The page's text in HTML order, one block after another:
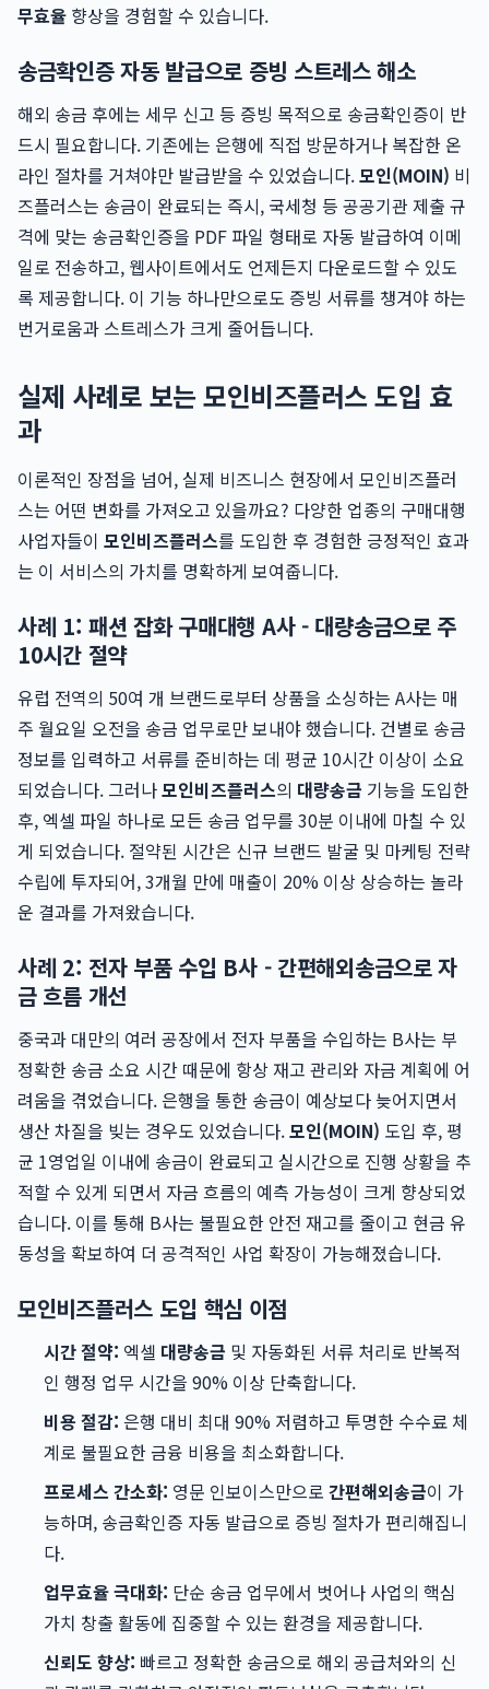
무효율 향상을 경험할 수 있습니다.
송금확인증 자동 발급으로 증빙 스트레스 해소
해외 송금 후에는 세무 신고 등 증빙 목적으로 송금확인증이 반
드시 필요합니다. 기존에는 은행에 직접 방문하거나 복잡한 온
라인 절차를 거쳐야만 발급받을 수 있었습니다.모인(MOIN) 비
즈플러스는 송금이 완료되는 즉시, 국세청 등 공공기관 제출 규
격에 맞는 송금확인증을 PDF 파일 형태로 자동 발급하여 이메
일로 전송하고, 웹사이트에서도 언제든지 다운로드할 수 있도
록 제공합니다. 이 기능 하나만으로도 증빙 서류를 챙겨야 하는
번거로움과 스트레스가 크게 줄어듭니다.
실제 사례로 보는 모인비즈플러스 도입 효
과
이론적인 장점을 넘어, 실제 비즈니스 현장에서 모인비즈플러
스는 어떤 변화를 가져오고 있을까요? 다양한 업종의 구매대행
사업자들이 모인비즈플러스를 도입한 후 경험한 긍정적인 효과
는 이 서비스의 가치를 명확하게 보여줍니다.
사례 1: 패션 잡화 구매대행 A사 - 대량송금으로 주
10시간 절약
유럽 전역의 50여 개 브랜드로부터 상품을 소싱하는 A사는 매
주 월요일 오전을 송금 업무로만 보내야 했습니다. 건별로 송금
정보를 입력하고 서류를 준비하는 데 평균 10시간 이상이 소요
되었습니다. 그러나모인비즈플러스의 대량송금 기능을 도입한
후, 엑셀 파일 하나로 모든 송금 업무를 30분 이내에 마칠 수 있
게 되었습니다. 절약된 시간은 신규 브랜드 발굴 및 마케팅 전략
수립에 투자되어, 3개월 만에 매출이 20% 이상 상승하는 놀라
운 결과를 가져왔습니다.
사례 2: 전자 부품 수입 B사 - 간편해외송금으로 자
금 흐름 개선
중국과 대만의 여러 공장에서 전자 부품을 수입하는 B사는 부
정확한 송금 소요 시간 때문에 항상 재고 관리와 자금 계획에 어
려움을 겪었습니다. 은행을 통한 송금이 예상보다 늦어지면서
생산 차질을 빚는 경우도 있었습니다.모인(MOIN) 도입 후, 평
균 1영업일 이내에 송금이 완료되고 실시간으로 진행 상황을 추
적할 수 있게 되면서 자금 흐름의 예측 가능성이 크게 향상되었
습니다. 이를 통해 B사는 불필요한 안전 재고를 줄이고 현금 유
동성을 확보하여 더 공격적인 사업 확장이 가능해졌습니다.
모인비즈플러스 도입 핵심 이점
시간 절약: 엑셀 대량송금 및 자동화된 서류 처리로 반복적
인 행정 업무 시간을 90% 이상 단축합니다.
비용 절감: 은행 대비 최대 90% 저렴하고 투명한 수수료 체
계로 불필요한 금융 비용을 최소화합니다.
프로세스 간소화: 영문 인보이스만으로 간편해외송금이 가
능하며, 송금확인증 자동 발급으로 증빙 절차가 편리해집니
다.
업무효율 극대화: 단순 송금 업무에서 벗어나 사업의 핵심
가치 창출 활동에 집중할 수 있는 환경을 제공합니다.
신뢰도 향상: 빠르고 정확한 송금으로 해외 공급처와의 신